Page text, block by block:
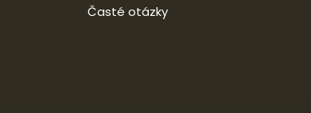
Časté otázky